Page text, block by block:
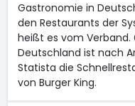
Gastronomie in
den Restaurants der
heißt es vom
Deutschland ist nach
Statista die
von Burger King.